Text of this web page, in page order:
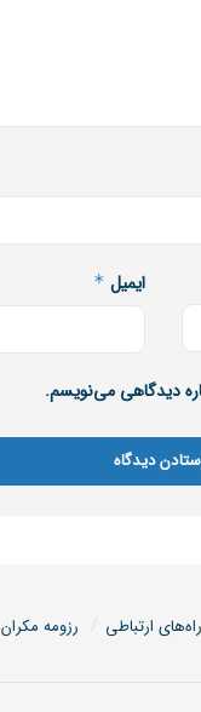
ایمیل *
دیدگاهی می‌نویسم.
راه‌های ارتباطی رزومه مکران